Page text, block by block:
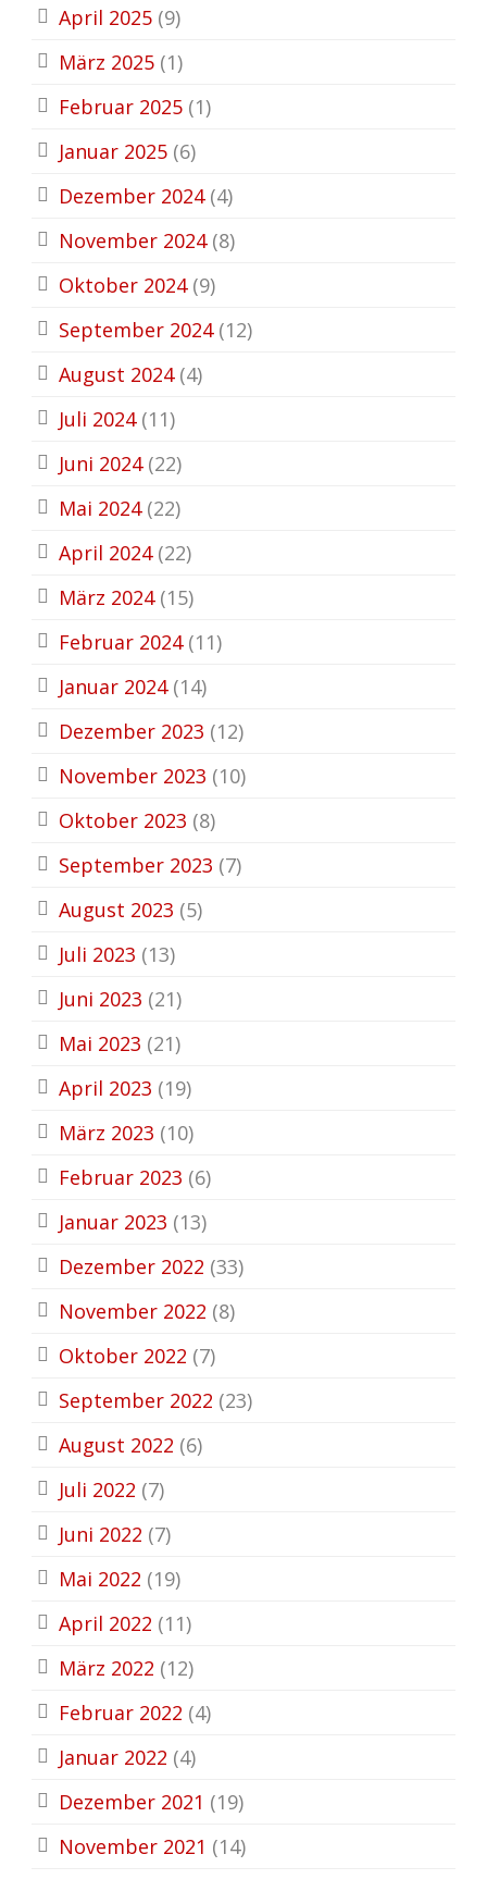
April 2025 (9)
März 2025 (1)
Februar 2025 (1)
Januar 2025 (6)
Dezember 2024(4)
November 2024(8)
Oktober 2024(9)
September 2024(12)
August 2024(4)
Juli 2024(11)
Juni 2024(22)
Mai 2024(22)
April 2024(22)
März 2024(15)
Februar 2024(11)
Januar 2024(14)
Dezember 2023 (12)
November 2023 (10)
Oktober 2023 (8)
September 2023 (7)
August 2023 (5)
Juli 2023 (13)
Juni 2023 (21)
Mai 2023 (21)
April 2023 (19)
März 2023 (10)
Februar 2023 (6)
Januar 2023 (13)
Dezember 2022 (33)
November 2022 (8)
Oktober 2022 (7)
September 2022 (23)
August 2022 (6)
Juli 2022 (7)
Juni 2022 (7)
Mai 2022 (19)
April 2022 (11)
März 2022 (12)
Februar 2022 (4)
Januar 2022 (4)
Dezember 2021 (19)
November 2021 (14)